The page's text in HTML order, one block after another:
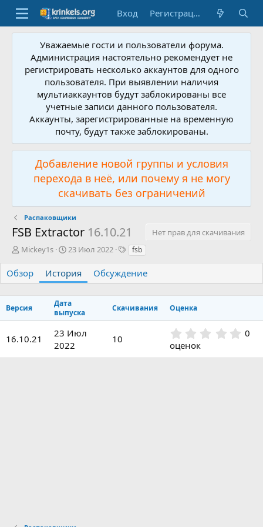
Вход Регистрация
Уважаемые гости и пользователи форума.
Администрация настоятельно рекомендует не
регистрировать несколько аккаунтов для одного
пользователя. При выявлении наличия
мультиаккаунтов будут заблокированы все
учетные записи данного пользователя.
Аккаунты, зарегистрированные на временную
почту, будут также заблокированы.
Добавление новой группы и условия
перехода в неё, или почему я не могу
скачивать без ограничений
Распаковщики
FSB Extractor 16.10.21
Нет прав для скачивания
А
т
о
Mickey1s
Д
т
а
о
з
д
а
н
23 Июл 2022
Т
г
и
fsb
Обзор История Обсуждение
Версия
Дата
выпуска
Скачивания Оценка
16.10.21
23 Июл
2022
10 0
0
0
оценок